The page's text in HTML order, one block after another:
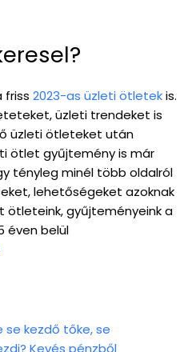
friss 2023-as üzleti ötletekis.
üzleti trendeket is
üzleti ötleteket után
ötlet gyűjtemény is már
tényleg minél több oldalról
lehetőségeket azoknak
ötleteink, gyűjteményeink a
éven belül
kezdő tőke, se
Kevés pénzből